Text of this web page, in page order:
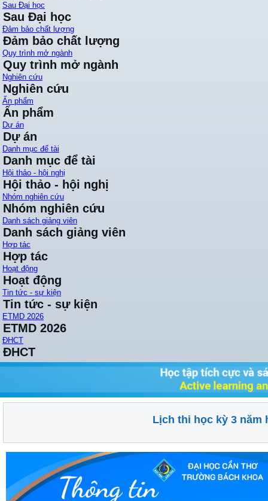
Sau Đại học
Sau Đại học
Đảm bảo chất lượng
Đảm bảo chất lượng
Quy trình mở ngành
Quy trình mở ngành
Nghiên cứu
Nghiên cứu
Ấn phẩm
Ấn phẩm
Dự án
Dự án
Danh mục để tài
Danh mục để tài
Hội thảo - hội nghị
Hội thảo - hội nghị
Nhóm nghiên cứu
Nhóm nghiên cứu
Danh sách giảng viên
Danh sách giảng viên
Hợp tác
Hợp tác
Hoạt động
Hoạt động
Tin tức - sự kiện
Tin tức - sự kiện
ETMD 2026
ETMD 2026
ĐHCT
ĐHCT
Lịch thi học kỳ 3 năm